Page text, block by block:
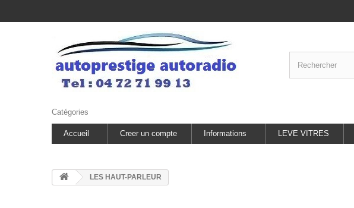
Catégories
Accueil Creer un compte Informations LEVE VITRES
LES HAUT-PARLEUR